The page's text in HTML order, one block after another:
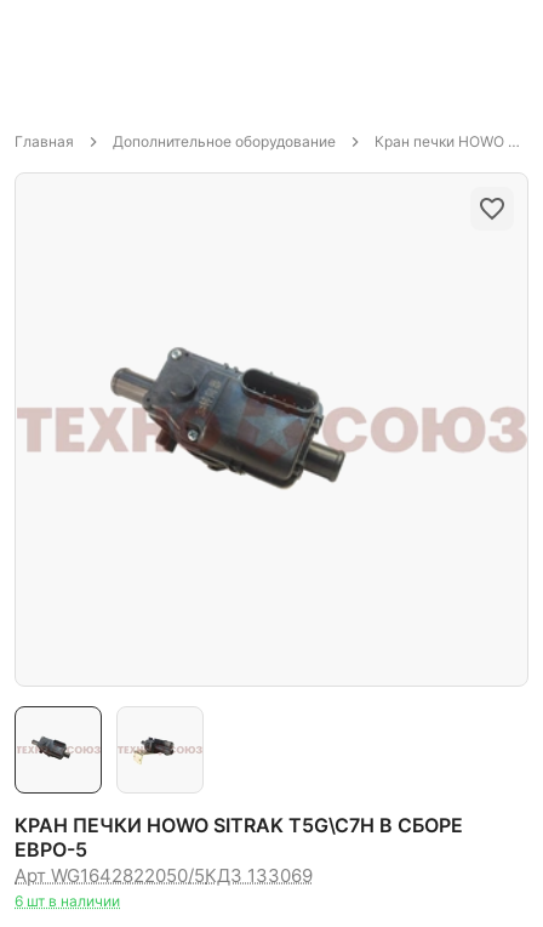
Главная Дополнительное оборудование Кран печки HOWO SITRAK T5G\C7H в сборе Евро-5
КРАН ПЕЧКИ HOWO SITRAK T5G\C7H В СБОРЕ
ЕВРО-5
Арт WG1642822050/5КДЗ 133069
6 шт в наличии